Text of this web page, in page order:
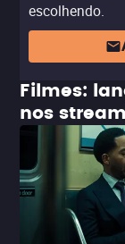
escolhendo.
Filmes:
nos